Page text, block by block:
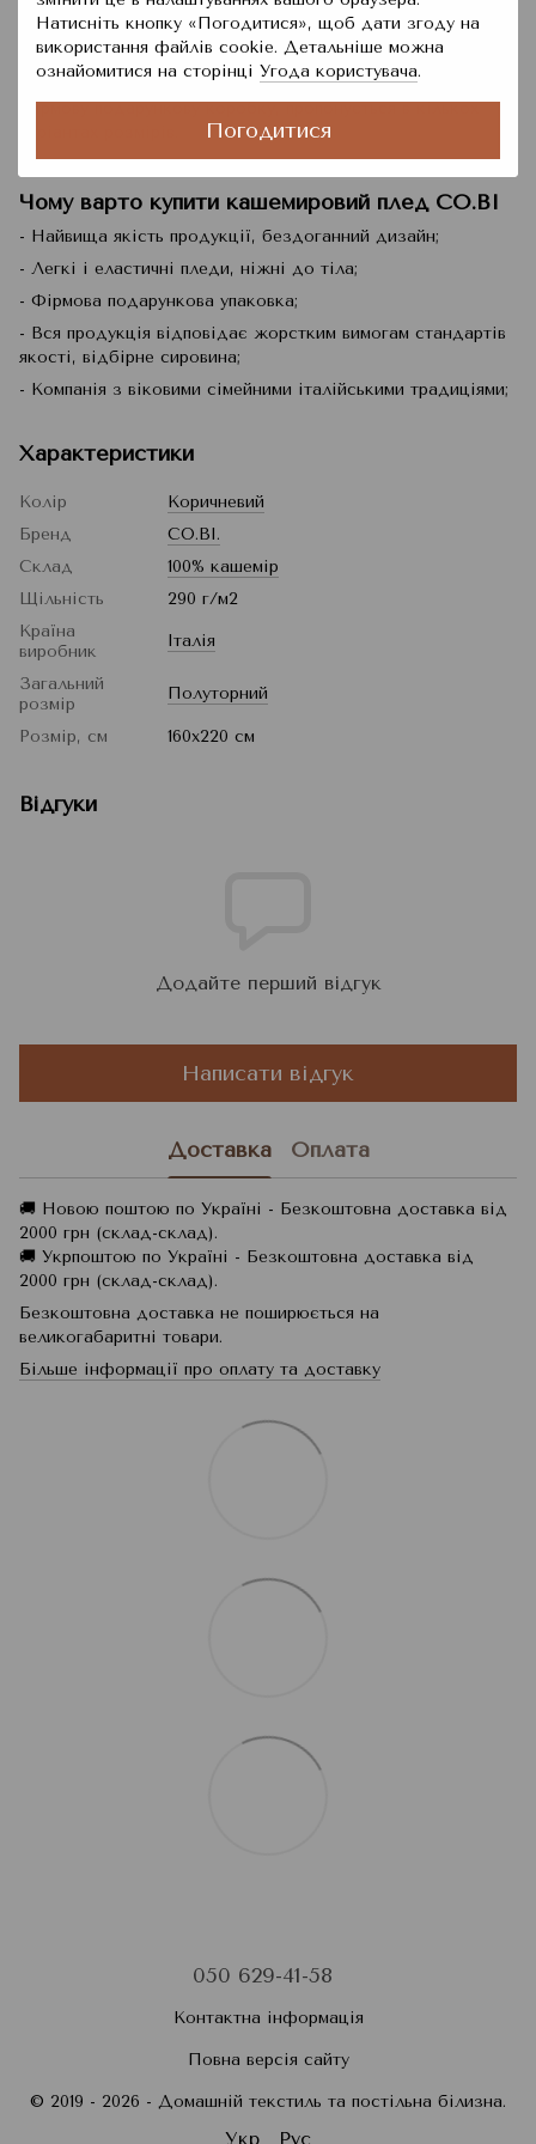
Натисніть кнопку «Погодитися», щоб дати згоду на
використання файлів cookie. Детальніше можна
ознайомитися на сторінці Угода користувача.
Погодитися
найвищої якості, компанія з віковими сімейними
традиціями прядільного мистецтва. Використовується
виключно відбірна вовна кашеміру, лами, вівці найвищої
якості і найвищих вимог. Кожна модель оформлена в
фірмову подарункову коробку, пропонується в кількох
Чому варто купити кашемировий плед CO.BI
- Найвища якість продукції, бездоганний дизайн;
- Легкі і еластичні пледи, ніжні до тіла;
- Фірмова подарункова упаковка;
- Вся продукція відповідає жорстким вимогам стандартів
якості, відбірне сировина;
- Компанія з віковими сімейними італійськими традиціями;
Характеристики
Колір
Коричневий
Бренд
CO.BI.
Склад
100% кашемір
Щільність
290 г/м2
Країна
виробник
Італія
Загальний
розмір
Полуторний
Розмір, см 160x220 см
Відгуки
Додайте перший відгук
Написати відгук
Доставка Оплата
🚚 Новою поштою по Україні - Безкоштовна доставка від
2000 грн (склад-склад).
🚚 Укрпоштою по Україні - Безкоштовна доставка від
2000 грн (склад-склад).
Безкоштовна доставка не поширюється на
великогабаритні товари.
Більше інформації про оплату та доставку
050 629-41-58
Контактна інформація
Повна версія сайту
© 2019 - 2026 - Домашній текстиль та постільна білизна.
Укр Рус